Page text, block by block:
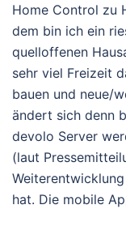
Home Control zu
dem bin ich ein
quelloffenen
sehr viel Freizeit
bauen und neue/
ändert sich denn
devolo Server
(laut
hat. Die mobile